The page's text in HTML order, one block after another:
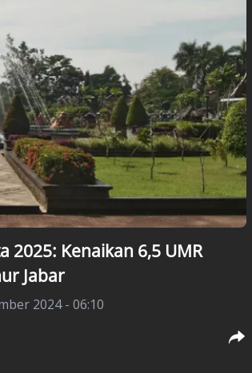
2025: Kenaikan 6,5 UMR
Jabar
2024 - 06:10